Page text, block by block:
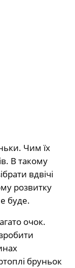
Чим їх
В такому
вдвічі
розвитку
буде.
очок.
бруньок